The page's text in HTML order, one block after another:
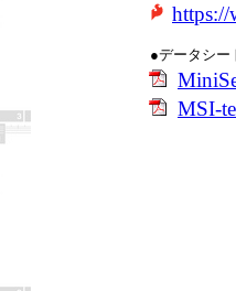
https://
●データシー
MSI-